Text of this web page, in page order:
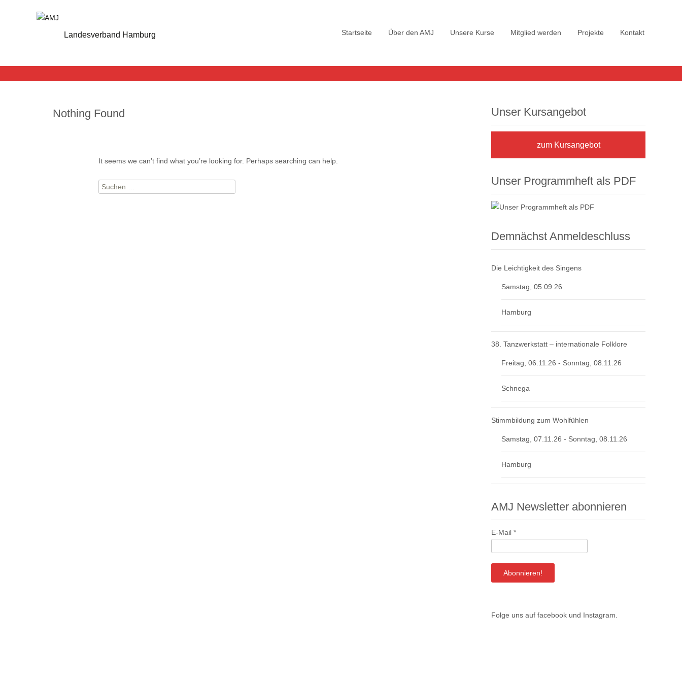
Landesverband Hamburg Startseite Über den AMJ Unsere Kurse Mitglied werden Projekte Kontakt
Nothing Found
It seems we can’t find what you’re looking for. Perhaps searching can help.
Suchen
Unser Kursangebot
zum Kursangebot
Unser Programmheft als PDF
Demnächst Anmeldeschluss
Die Leichtigkeit des Singens
Samstag, 05.09.26
Hamburg
38. Tanzwerkstatt – internationale Folklore
Freitag, 06.11.26 - Sonntag, 08.11.26
Schnega
Stimmbildung zum Wohlfühlen
Samstag, 07.11.26 - Sonntag, 08.11.26
Hamburg
AMJ Newsletter abonnieren
E-Mail *
Folge uns auf facebook und Instagram